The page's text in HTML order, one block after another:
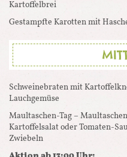
Kartoffelbrei
Gestampfte Karotten mit
Schweinebraten mit
Lauchgemüse
Maultaschen-Tag –
Kartoffelsalat oder Tomaten-
Zwiebeln